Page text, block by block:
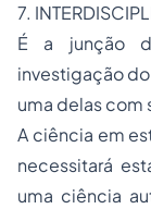
7.
É a junção
investigação
uma delas com
A ciência em
necessitará
uma ciência